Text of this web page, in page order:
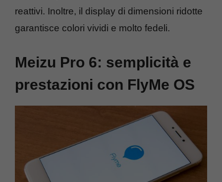
reattivi. Inoltre, il display di dimensioni ridotte
garantisce colori vividi e molto fedeli.
Meizu Pro 6: semplicità e
prestazioni con FlyMe OS